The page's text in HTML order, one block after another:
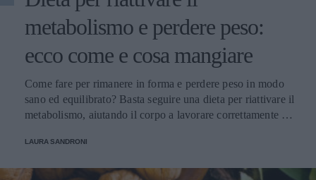
metabolismo e perdere peso:
ecco come e cosa mangiare
Come fare per rimanere in forma e perdere peso in modo
sano ed equilibrato? Basta seguire una dieta per riattivare il
metabolismo, aiutando il corpo a lavorare correttamente e
LAURA SANDRONI